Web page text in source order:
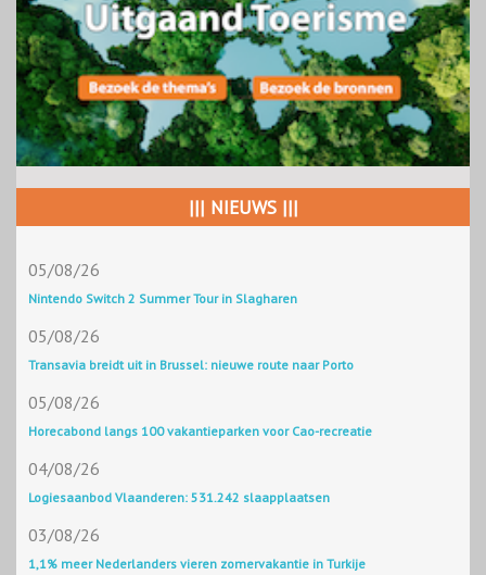
||| NIEUWS |||
05/08/26
Nintendo Switch 2 Summer Tour in Slagharen
05/08/26
Transavia breidt uit in Brussel: nieuwe route naar Porto
05/08/26
Horecabond langs 100 vakantieparken voor Cao-recreatie
04/08/26
Logiesaanbod Vlaanderen: 531.242 slaapplaatsen
03/08/26
1,1% meer Nederlanders vieren zomervakantie in Turkije